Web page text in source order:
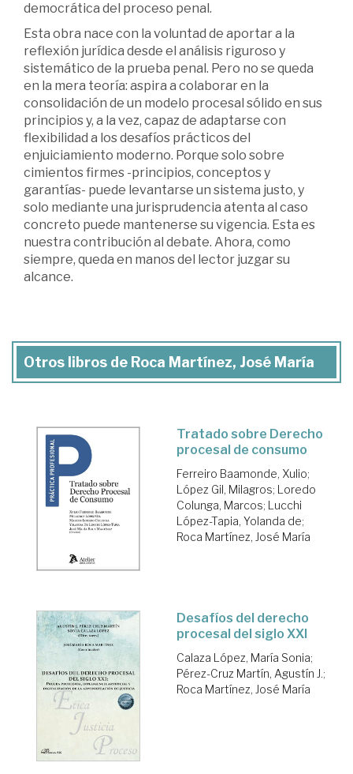
democrática del proceso penal.
Esta obra nace con la voluntad de aportar a la
reflexión jurídica desde el análisis riguroso y
sistemático de la prueba penal. Pero no se queda
en la mera teoría: aspira a colaborar en la
consolidación de un modelo procesal sólido en sus
principios y, a la vez, capaz de adaptarse con
flexibilidad a los desafíos prácticos del
enjuiciamiento moderno. Porque solo sobre
cimientos firmes -principios, conceptos y
garantías- puede levantarse un sistema justo, y
solo mediante una jurisprudencia atenta al caso
concreto puede mantenerse su vigencia. Esta es
nuestra contribución al debate. Ahora, como
siempre, queda en manos del lector juzgar su
alcance.
Otros libros de Roca Martínez, José María
Tratado sobre Derecho
procesal de consumo
Ferreiro Baamonde, Xulio;
López Gil, Milagros; Loredo
Colunga, Marcos; Lucchi
López-Tapia, Yolanda de;
Roca Martínez, José María
Desafíos del derecho
procesal del siglo XXI
Calaza López, María Sonia;
Pérez-Cruz Martín, Agustín J.;
Roca Martínez, José María